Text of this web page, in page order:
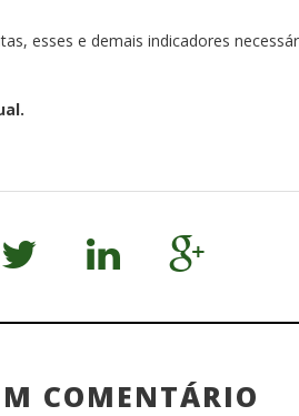
esses e demais indicadores
COMENTÁRIO